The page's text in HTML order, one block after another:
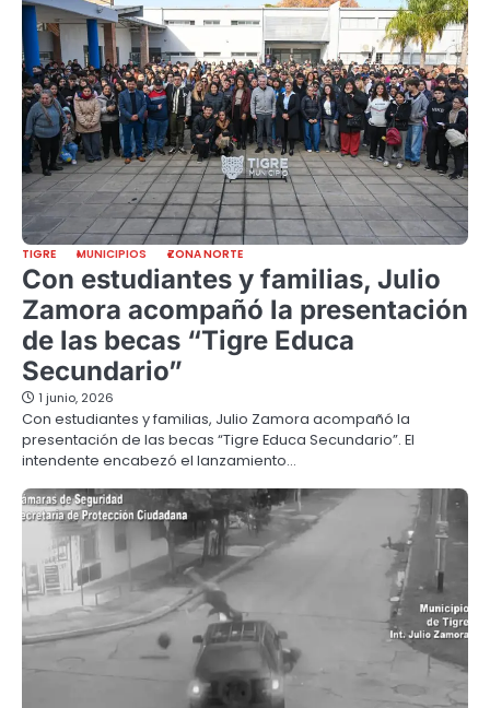
TIGRE MUNICIPIOS ZONA NORTE
Con estudiantes y familias, Julio
Zamora acompañó la presentación
de las becas “Tigre Educa
Secundario”
1 junio, 2026
Con estudiantes y familias, Julio Zamora acompañó la
presentación de las becas “Tigre Educa Secundario”. El
intendente encabezó el lanzamiento…